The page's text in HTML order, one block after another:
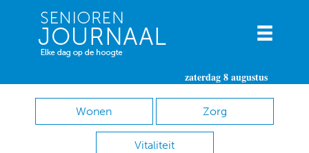
zaterdag 8 augustus
Wonen Zorg
Vitaliteit